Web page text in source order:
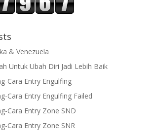
& Venezuela
Untuk Ubah Diri Jadi Lebih Baik
Cara Entry Engulfing
Cara Entry Engulfing Failed
Cara Entry Zone SND
Cara Entry Zone SNR